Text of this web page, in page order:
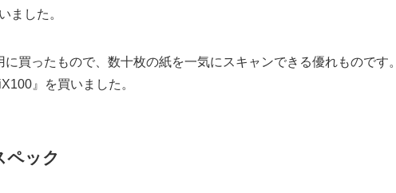
ました。
に買ったもので、数十枚の紙を一気にスキャンできる優れものです。
』を買いました。
ペック